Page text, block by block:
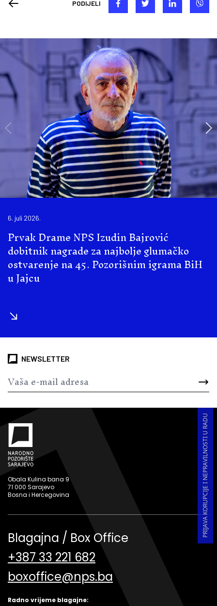
PODIJELI
6. juli 2026.
Prvak Drame NPS Izudin Bajrović
dobitnik nagrade za najbolje glumačko
ostvarenje na 45. Pozorišnim igrama BiH
u Jajcu
NEWSLETTER
PRIJAVA KORUPCIJE I NEPRAVILNOSTI U RADU
Obala Kulina bana 9
71 000 Sarajevo
Bosna i Hercegovina
Blagajna / Box Office
+387 33 221 682
boxoffice@nps.ba
Radno vrijeme blagajne: